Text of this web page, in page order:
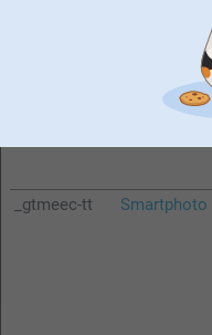
smartphoto.
_gtmeec-tt Smartphoto